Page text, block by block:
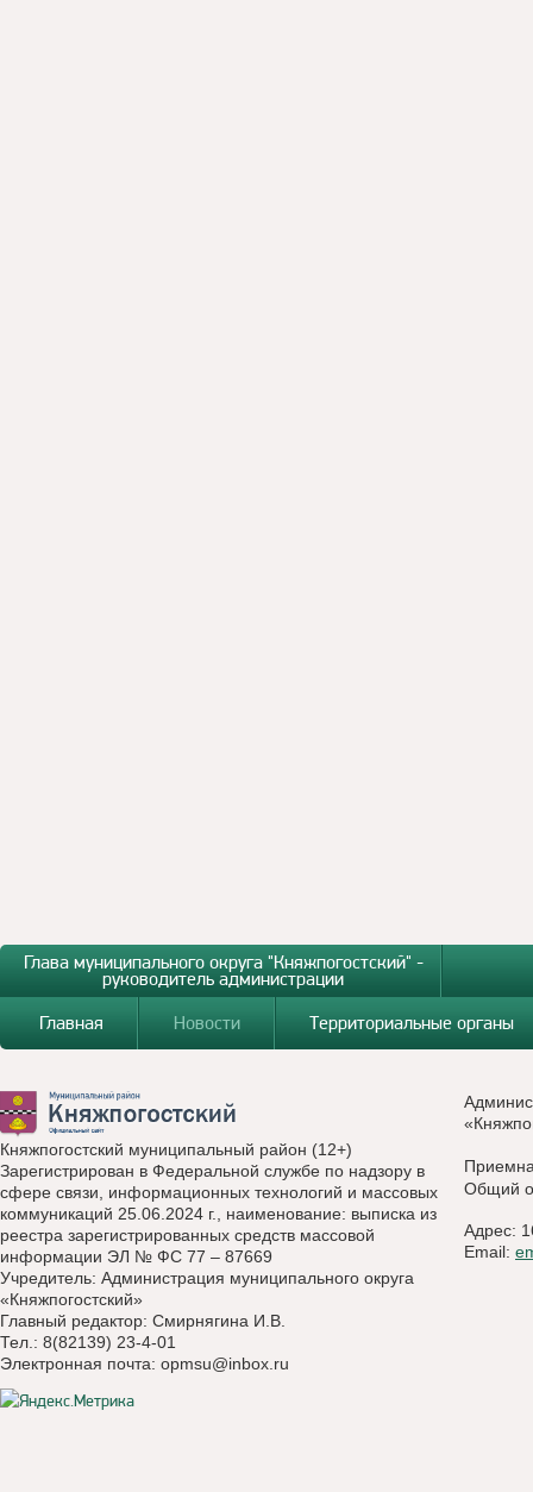
Глава муниципального округа "Княжпогостский" -
руководитель администрации
Главная
Новости Территориальные органы
Княжпогостский муниципальный район (12+)
Зарегистрирован в Федеральной службе по надзору в
сфере связи, информационных технологий и массовых
коммуникаций 25.06.2024 г., наименование: выписка из
реестра зарегистрированных средств массовой
информации ЭЛ № ФС 77 – 87669
Учредитель: Администрация муниципального округа
«Княжпогостский»
Главный редактор: Смирнягина И.В.
Тел.: 8(82139) 23-4-01
Электронная почта: opmsu@inbox.ru
Общий
Адрес:
Email: